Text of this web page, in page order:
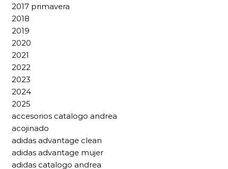
2017 primavera
2018
2019
2020
2021
2022
2023
2024
2025
accesorios catalogo andrea
acojinado
adidas advantage clean
adidas advantage mujer
adidas catalogo andrea